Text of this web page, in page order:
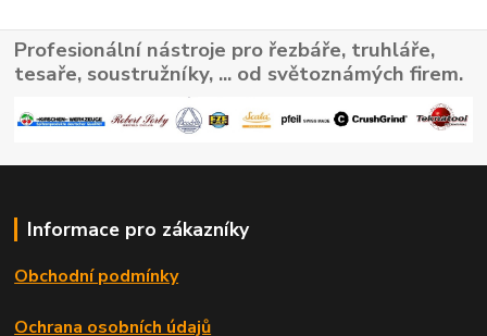
Profesionální nástroje pro řezbáře, truhláře,
tesaře, soustružníky, ... od světoznámých firem.
Informace pro zákazníky
Obchodní podmínky
Ochrana osobních údajů